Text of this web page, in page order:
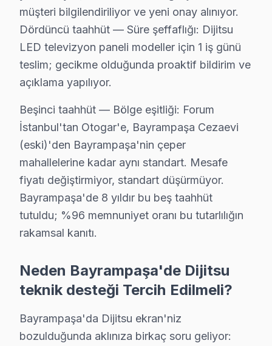
Bayrampaşa Dijitsu akıllı TV müşterilerimize
• 6 aylık işçilik güvencesi: Bayrampaşa'de Dijitsu
• Dijitsu yedek parça garantisi: Bayrampaşa'de
• İmzalı bu marka garanti belgesi: Bayrampaşa servis
• Bayrampaşa bu TV sonrası destek: Merak
Bayrampaşa'de Dijitsu TV Teknik Gözlem
Bayrampaşa servisimizde Dijitsu televizyon paneli
Dijitsu teknisyenlerimiz Metro ve Tramvay
Teknik açıdan değerlendirildiğinde Forum İstanbul
Bayrampaşa Dijitsu TV Servisi – Sık Sorulan
S: Bayrampaşa'de sabah aradığımda aynı gün servis
C: Evet, Bayrampaşa'de sabah 9-10 arası arama
S: Bayrampaşa'de servis ücreti ödenmesine nasıl
C: Bayrampaşa servisimizde arıza tespiti sonrası,
S: Bayrampaşa'de tamir belgesi ve fatura ne zaman
müşteri bilgilendiriliyor ve yeni onay alınıyor.
Dördüncü taahhüt — Süre şeffaflığı: Dijitsu
LED televizyon paneli modeller için 1 iş günü
teslim; gecikme olduğunda proaktif bildirim ve
açıklama yapılıyor.
Beşinci taahhüt — Bölge eşitliği: Forum
İstanbul'tan Otogar'e, Bayrampaşa Cezaevi
(eski)'den Bayrampaşa'nin çeper
mahallelerine kadar aynı standart. Mesafe
fiyatı değiştirmiyor, standart düşürmüyor.
Bayrampaşa'de 8 yıldır bu beş taahhüt
tutuldu; %96 memnuniyet oranı bu tutarlılığın
rakamsal kanıtı.
Neden Bayrampaşa'de Dijitsu
teknik desteği Tercih Edilmeli?
Bayrampaşa'da Dijitsu ekran'niz
bozulduğunda aklınıza birkaç soru geliyor: